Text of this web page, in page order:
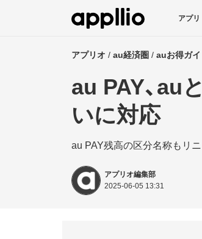
アプリ
アプリオ au経済圏 auお得ガイ
au PAY、au
いに対応
au PAY残高の区分名称もリ
アプリオ編集部
2025-06-05 13:31